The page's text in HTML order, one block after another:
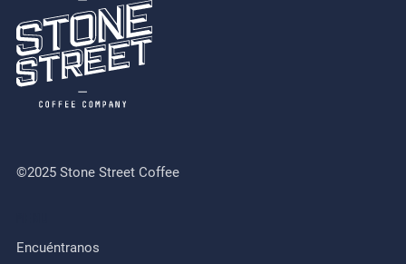
©2025 Stone Street Coffee
Encuéntranos